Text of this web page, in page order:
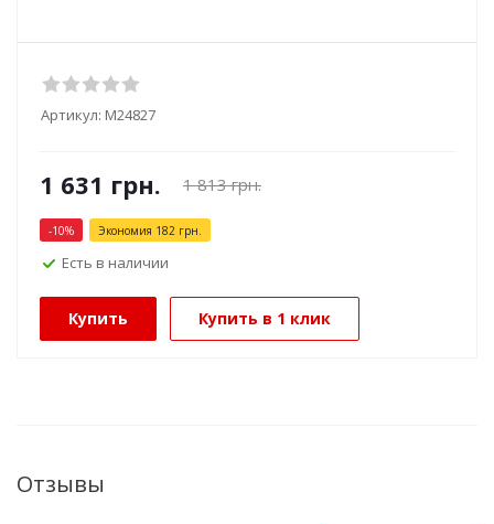
Артикул: М24827
1 631 грн. 1 813грн.
-10% Экономия 182 грн.
Есть в наличии
Купить Купить в 1 клик
Отзывы